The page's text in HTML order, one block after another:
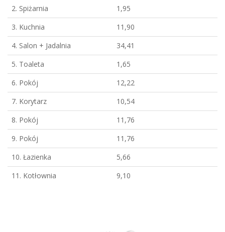
2. Spiżarnia
1,95
3. Kuchnia
11,90
4. Salon + Jadalnia
34,41
5. Toaleta
1,65
6. Pokój
12,22
7. Korytarz
10,54
8. Pokój
11,76
9. Pokój
11,76
10. Łazienka
5,66
11. Kotłownia
9,10